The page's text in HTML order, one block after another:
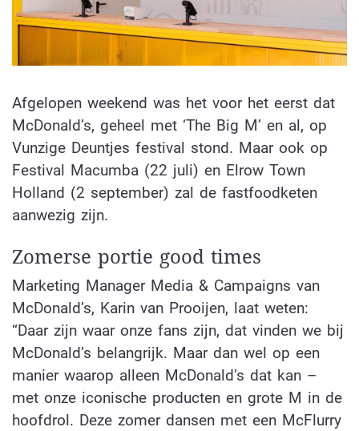
Afgelopen weekend was het voor het eerst dat
McDonald’s, geheel met ‘The Big M’ en al, op
Vunzige Deuntjes festival stond. Maar ook op
Festival Macumba (22 juli) en Elrow Town
Holland (2 september) zal de fastfoodketen
aanwezig zijn.
Zomerse portie good times
Marketing Manager Media & Campaigns van
McDonald’s, Karin van Prooijen, laat weten:
“Daar zijn waar onze fans zijn, dat vinden we bij
McDonald’s belangrijk. Maar dan wel op een
manier waarop alleen McDonald’s dat kan –
met onze iconische producten en grote M in de
hoofdrol. Deze zomer dansen met een McFlurry